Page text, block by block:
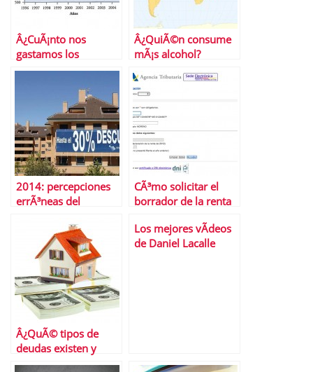
Â¿CuÃ¡nto nos
gastamos los
espaÃ±oles en unas
Â¿QuiÃ©n consume
mÃ¡s alcohol?
2014: percepciones
errÃ³neas del
CÃ³mo solicitar el
borrador de la renta
Â¿QuÃ© tipos de
deudas existen y
cÃ³mo te afectan?
Los mejores vÃ­deos
de Daniel Lacalle